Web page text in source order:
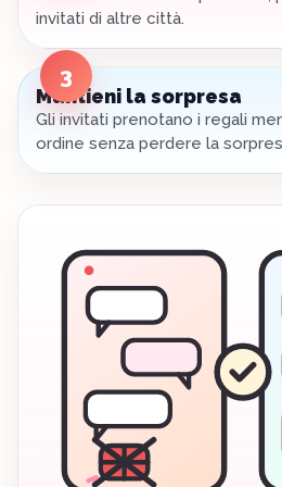
invitati di altre città.
3
Mantieni la sorpresa
Gli invitati prenotano i regali
ordine senza perdere la